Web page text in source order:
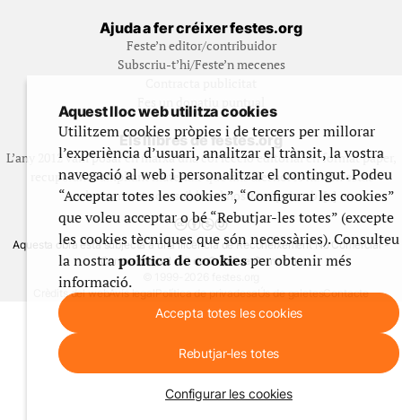
Ajuda a fer créixer festes.org
Feste’n editor/contribuidor
Subscriu-t’hi/Feste’n mecenes
Fes un donatiu puntual
Els llibres de festes.org
L’any 2012 vam posar en marxa una col·lecció editorial en format paper,
recuperant i ampliant materials que fins aleshores havien estat
exclusivament accessibles al nostre espai web. [+]
Aquesta obra està subjecta a una llicència de Reconeixement No Comercial -
CompartirIgual 4.0 de Creative Commons
Crèdits del webAvís legalPolítica de privadesaÚs de galetesContacte
Aquest lloc web utilitza cookies
Utilitzem cookies pròpies i de tercers per millorar
l’experiència d’usuari, analitzar el trànsit, la vostra
navegació al web i personalitzar el contingut. Podeu
“Acceptar totes les cookies”, “Configurar les cookies”
que voleu acceptar o bé “Rebutjar-les totes” (excepte
les cookies tècniques que són necessàries). Consulteu
la nostrapolítica de cookiesper obtenir més
informació.
Accepta totes les cookies
Rebutjar-les totes
Configurar les cookies